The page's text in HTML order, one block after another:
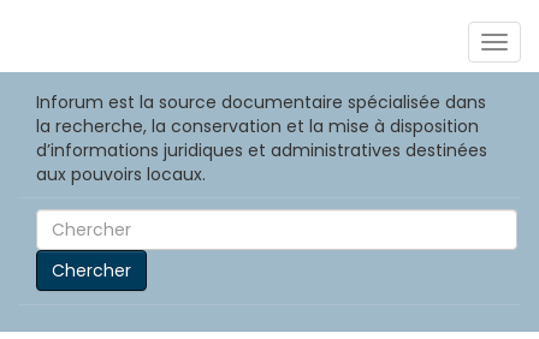
Inforum est la source documentaire spécialisée dans
la recherche, la conservation et la mise à disposition
d’informations juridiques et administratives destinées
aux pouvoirs locaux.
Chercher